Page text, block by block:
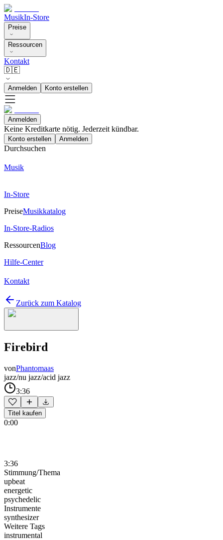
MusikIn-Store
Preise
Ressourcen
Kontakt
🇩🇪
Anmelden Konto erstellen
Anmelden
Keine Kreditkarte nötig. Jederzeit kündbar.
Konto erstellen Anmelden
Durchsuchen
Musik
In-Store
PreiseMusikkatalog
In-Store-Radios
RessourcenBlog
Hilfe-Center
Kontakt
Zurück zum Katalog
Firebird
vonPhantomaas
jazz/nu jazz/acid jazz
3:36
Titel kaufen
0:00
3:36
Stimmung/Thema
upbeat
energetic
psychedelic
Instrumente
synthesizer
Weitere Tags
instrumental